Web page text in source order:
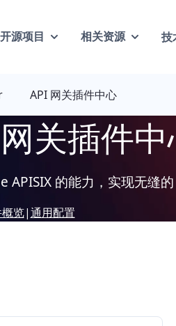
开源项目 相关资源 技
API 网关插件中心
关插件
APISIX 的能力，实现无缝
览|通用配置